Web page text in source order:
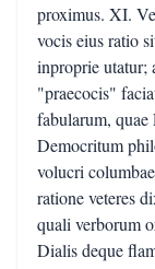
proximus. XI.
vocis eius ratio
inproprie utatur;
"praecocis"
fabularum,
Democritum
volucri
ratione veteres
quali verborum
Dialis deque